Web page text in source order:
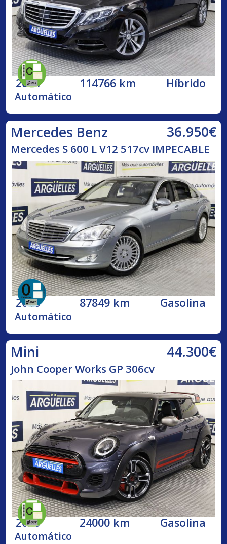
2014 114766 km Híbrido
Automático
Mercedes Benz 36.950€
Mercedes S 600 L V12 517cv IMPECABLE
2006 87849 km Gasolina
Automático
Mini 44.300€
John Cooper Works GP 306cv
2020 24000 km Gasolina
Automático